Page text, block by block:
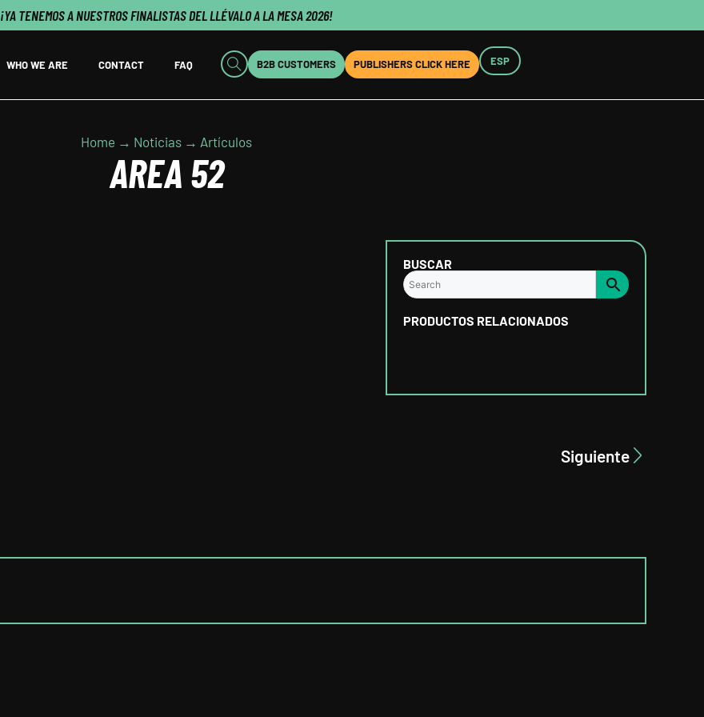
¡YA TENEMOS A NUESTROS FINALISTAS DEL LLÉVALO A LA MESA 2026!
WHO WE ARE CONTACT FAQ B2B CUSTOMERS PUBLISHERS CLICK HERE ESP
Home → Noticias → Artículos
AREA 52
BUSCAR
PRODUCTOS RELACIONADOS
Siguiente